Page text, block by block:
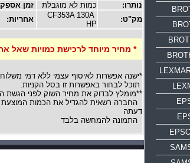
נותרו:
כמות לא מוגבלת זמן
מק"ט:
CF353A 130A
HP
אחריות:
* מחיר מיוחד לרכישת כמויות שאל
*ישנה אפשרות לאיסוף עצמי ללא דמי
תוכל לבחור באפשרות זו בסל הקניות.
**מומלץ לבדוק את מחיר השוק לפני הגשת
החברה רשאית להגדיל את הכמות המוצעת
דעתה
התמונה להמחשה בלבד